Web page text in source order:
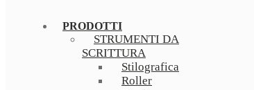
PRODOTTI
STRUMENTI DA
SCRITTURA
Stilografica
Roller